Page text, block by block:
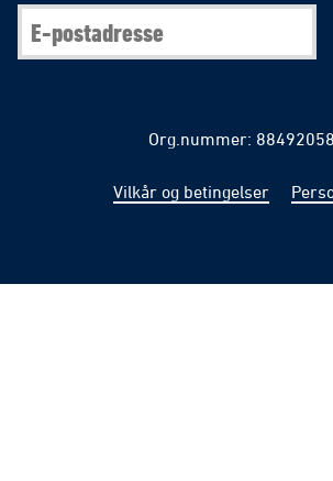
Org.nummer:
Vilkår og betingelser